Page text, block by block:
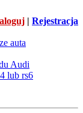
| Rejestracja
auta
Audi
lub rs6